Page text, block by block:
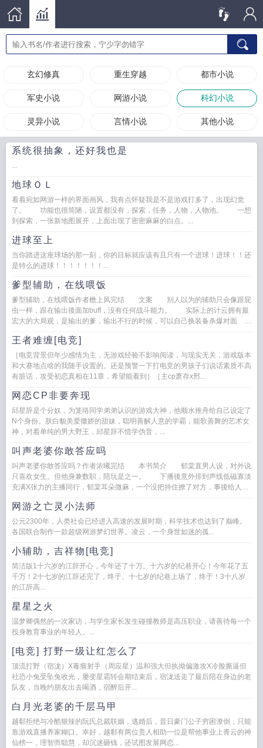
玄幻修真 重生穿越 都市小说
军史小说 网游小说 科幻小说
灵异小说 言情小说 其他小说
系统很抽象，还好我也是
...
地球ＯＬ
看着宛如网游一样的界面画风，我有点怀疑我是不是游戏打多了，出现幻觉
了。 功能也很简陋，设置都没有，探索，任务，人物，人物池。 一想
到探索，一张新地图展开，上面出现了密密麻麻的白点。...
进球至上
当你踏进这座球场的那一刻，你的目标就应该有且只有一个进球！进球！！还
是特么的进球！！！！！！！...
爹型辅助，在线喂饭
爹型辅助，在线喂饭作者檐上风完结 文案 别人以为的辅助只会像跟屁
虫一样，跟在输出後面加buff，没有任何战斗能力。 实际上的计云拥有最
宏大的大局观，是输出的爹，输出不行的时候，可以自己换装备杀爆对面
王者难缠[电竞]
［电竞背景但年少感情为主，无游戏经验不影响阅读，与现实无关，游戏版本
和大赛地点啥的我随手设置的。还是预警一下打电竞的男孩子们说话素质不高
有脏话，攻受初恋真相在11章，希望能看到］［主cp萧存x邢...
网恋CP非要奔现
邱星辞是个分奴，为笼络同学弟弟认识的游戏大神，他顺水推舟给自己设定了
N个身份。肤白貌美爱撒娇的甜妹，聪明善解人意的学霸，能歌善舞的艺术女
神，对着单纯的男大野王，邱星辞不惜学伪音，...
叫声老婆你敢答应吗
叫声老婆你敢答应吗？作者浓曦完结 本书简介 郁棠直男人设，对外说
只喜欢女生。但他身兼数职，陪玩是之一。 下播後意外排到声线低磁寡淡
充满X张力的主播同行，郁棠耳朵微麻，一个没把持住撩了对方，事後给人私
网游之亡灵小法师
公元2300年，人类社会已经进入高速的发展时期，科学技术也达到了巅峰。
各国联合制作一款超级网游梦幻世界。凌云，一个身世如迷的孤...
小辅助，吉祥物[电竞]
简洁版1十六岁的江辞开心，今年还了十万。十六岁的纪巷开心！今年花了五
千万！2十七岁的江辞还完了，终于。十七岁的纪巷上场了，终于！3十八岁
的江辞高...
星星之火
温梦卿偶然的一次家访，与学生家长发生碰撞教师是高压职业，请善待每一个
投身教育事业的年轻人。...
[电竞] 打野一级让红怎么了
顶流打野（宿泷）X毒瘤射手（周应星）温和强大但执拗偏激攻X冷脸撕逼但
社恐小兔受坠兔收光，屡变星霜转会期结束后，宿泷送走了最后陪在身边的老
队友，当晚约朋友出去喝酒，宿醉后开...
白月光老婆的千层马甲
越郗拒绝与冷酷狠辣的阮氏总裁联姻，逃婚后，昔日豪门公子穷困潦倒，只能
靠游戏直播养家糊口。幸好，越郗有两位贵人相助一位是帮他事业上青云的神
仙榜一，理智而聪慧，却沉迷砸钱，还试图发展网恋...